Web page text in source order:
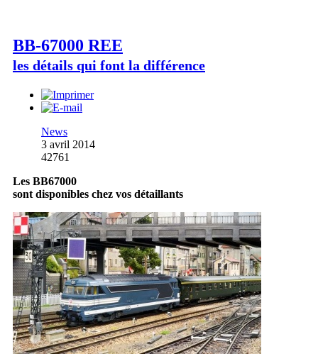
BB-67000 REE
les détails qui font la différence
News
3 avril 2014
42761
Les BB67000
sont disponibles chez vos détaillants